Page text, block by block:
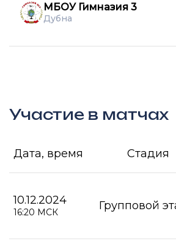
МБОУ Гимназия 3
Дубна
Участие в матчах
Дата, время Стадия
10.12.2024
16:20 МСК Групповой